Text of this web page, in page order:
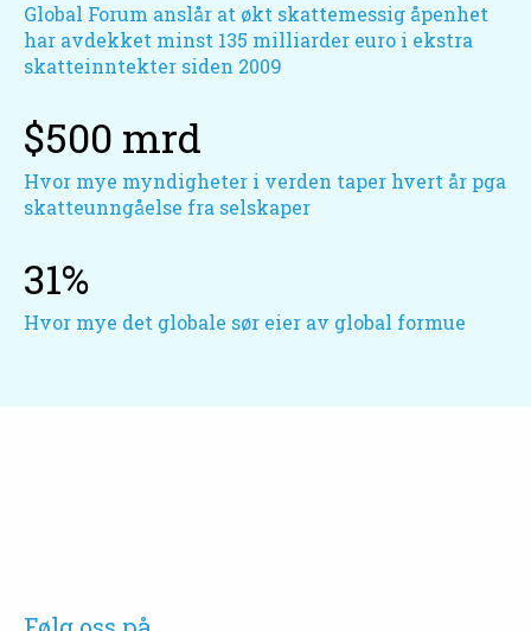
Global Forum anslår at økt skattemessig åpenhet
har avdekket minst 135 milliarder euro i ekstra
skatteinntekter siden 2009
$500 mrd
Hvor mye myndigheter i verden taper hvert år pga
skatteunngåelse fra selskaper
31%
Hvor mye det globale sør eier av global formue